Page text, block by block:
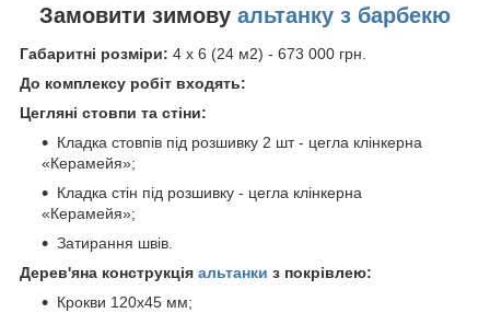
Замовити зимову альтанку з барбекю
Габаритні розміри: 4 х 6 (24 м2) - 673 000 грн.
До комплексу робіт входять:
Цегляні стовпи та стіни:
Кладка стовпів під розшивку 2 шт - цегла клінкерна
«Керамейя»;
Кладка стін під розшивку - цегла клінкерна
«Керамейя»;
Затирання швів.
Дерев'яна конструкція альтанки з покрівлею:
Крокви 120х45 мм;